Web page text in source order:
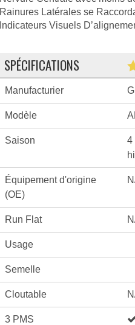
Rainures Latérales se
Indicateurs Visuels
SPÉCIFICATIONS
Manufacturier
Modèle
Saison
4
Équipement d'origine
(OE)
Run Flat
Usage
Semelle
Cloutable
3 PMS